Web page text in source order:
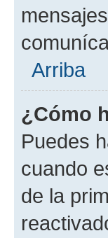
Arriba
¿Cómo
Puedes
cuando
de la